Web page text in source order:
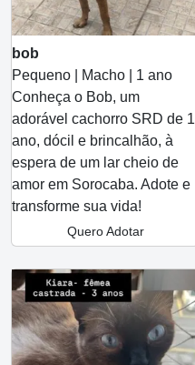
bob
Pequeno | Macho | 1 ano
Conheça o Bob, um
adorável cachorro SRD de 1
ano, dócil e brincalhão, à
espera de um lar cheio de
amor em Sorocaba. Adote e
transforme sua vida!
Quero Adotar